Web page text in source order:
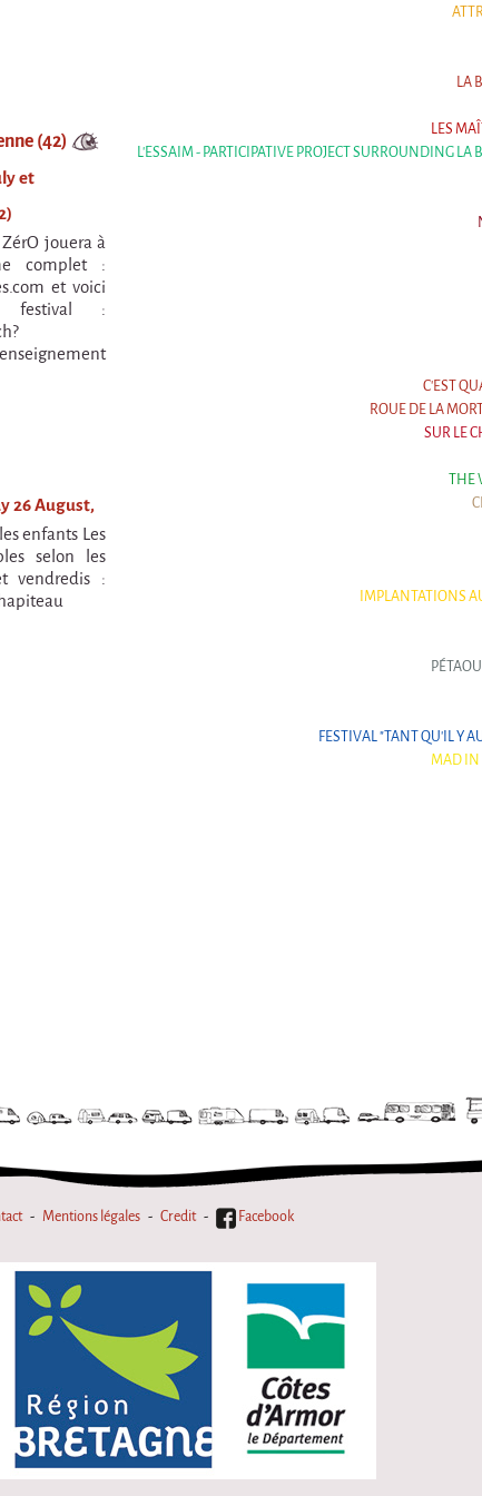
LA
LES
L'ESSAIM - PARTICIPATIVE PROJECT SURROUNDING LA
C'EST
ROUE DE LA
SUR LE
THE
IMPLANTATIONS
FESTIVAL "TANT QU'IL Y
MAD IN
(42)
et
jouera à
complet :
et voici
festival :
26 August,
enfants Les
selon les
vendredis :
Mentions légales Credit Facebook